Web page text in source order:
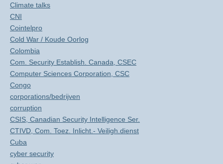
Climate talks
CNI
Cointelpro
Cold War / Koude Oorlog
Colombia
Com. Security Establish. Canada, CSEC
Computer Sciences Corporation, CSC
Congo
corporations/bedrijven
corruption
CSIS, Canadian Security Intelligence Ser.
CTIVD, Com. Toez. Inlicht.- Veiligh.dienst
Cuba
cyber security